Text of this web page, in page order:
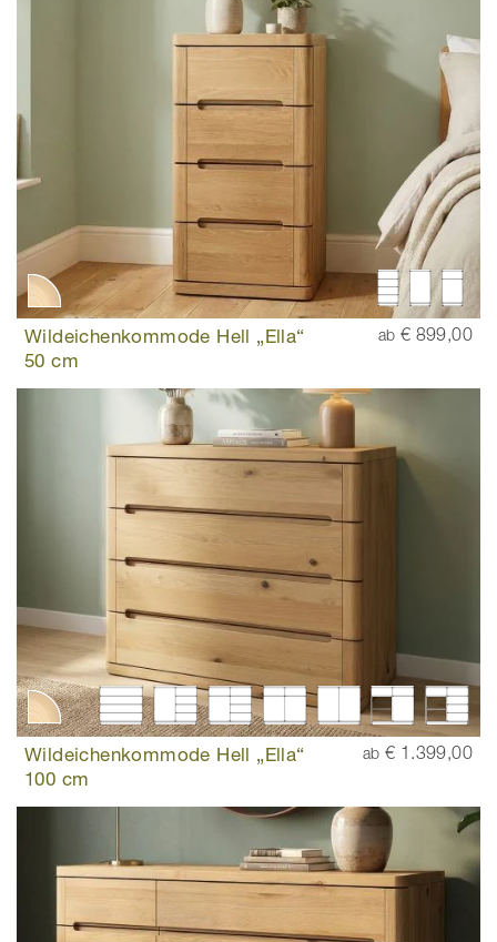
Wildeichenkommode Hell „Ella“
50 cm
ab € 899,00
Wildeichenkommode Hell „Ella“
100 cm
ab € 1.399,00